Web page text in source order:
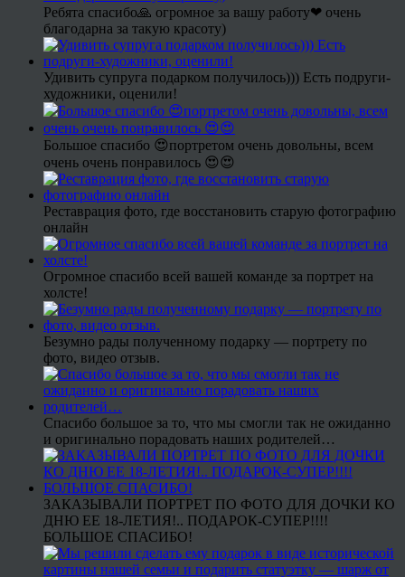
Ребята спасибо🙏 огромное за вашу работу❤ очень
благодарна за такую красоту)
Удивить супруга подарком получилось))) Есть подруги-
художники, оценили!
Большое спасибо 😍портретом очень довольны, всем
очень очень понравилось 😍😍
Реставрация фото, где восстановить старую фотографию
онлайн
Огромное спасибо всей вашей команде за портрет на
холсте!
Безумно рады полученному подарку — портрету по
фото, видео отзыв.
Спасибо большое за то, что мы смогли так не ожиданно
и оригинально порадовать наших родителей…
ЗАКАЗЫВАЛИ ПОРТРЕТ ПО ФОТО ДЛЯ ДОЧКИ КО
ДНЮ ЕЕ 18-ЛЕТИЯ!.. ПОДАРОК-СУПЕР!!!!
БОЛЬШОЕ СПАСИБО!